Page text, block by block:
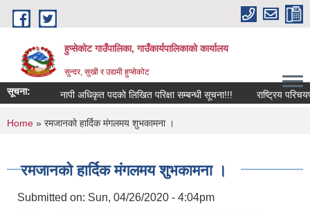
Skip to main content
हुप्सेकोट गाउँपालिका, गाउँकार्यपालिकाको कार्यालय
सुन्दर, सुखी र उद्यमी हुप्सेकोट
सूचना: नापी अधिकृत पदको लिखित परिक्षा सम्बन्धी सूचना!!! राष्‍ट्रिय
You are here
Home » रमजानको हार्दिक मंगलमय शुभकामना ।
रमजानको हार्दिक मंगलमय शुभकामना ।
Submitted on: Sun, 04/26/2020 - 4:04pm